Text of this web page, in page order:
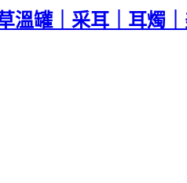
溫罐｜采耳｜耳燭